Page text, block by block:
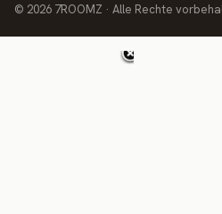
© 2026 7ROOMZ · Alle Rechte